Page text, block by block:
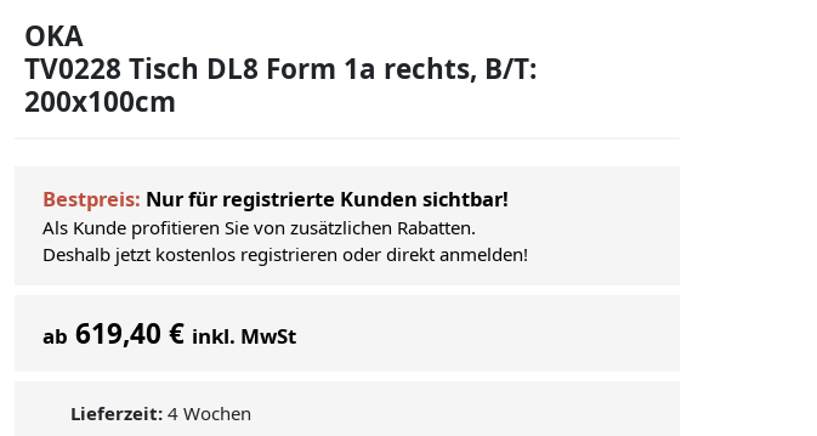
OKA
TV0228 Tisch DL8 Form 1a rechts, B/T:
200x100cm
Bestpreis: Nur für registrierte Kunden sichtbar!
Als Kunde profitieren Sie von zusätzlichen Rabatten.
Deshalb jetzt kostenlos registrieren oder direkt anmelden!
ab 619,40 € inkl. MwSt
Lieferzeit: 4 Wochen